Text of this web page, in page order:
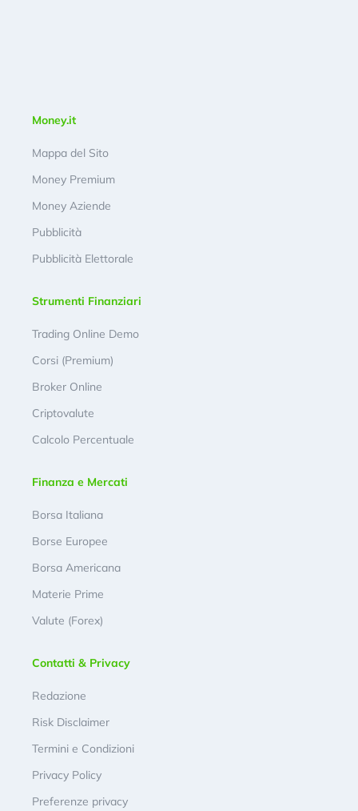
Money.it
Mappa del Sito
Money Premium
Money Aziende
Pubblicità
Pubblicità Elettorale
Strumenti Finanziari
Trading Online Demo
Corsi (Premium)
Broker Online
Criptovalute
Calcolo Percentuale
Finanza e Mercati
Borsa Italiana
Borse Europee
Borsa Americana
Materie Prime
Valute (Forex)
Contatti & Privacy
Redazione
Risk Disclaimer
Termini e Condizioni
Privacy Policy
Preferenze privacy